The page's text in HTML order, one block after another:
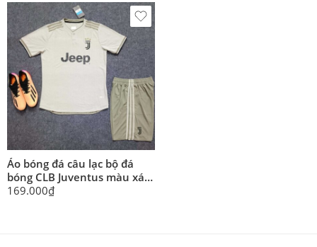
xám
Áo bóng đá câu lạc bộ đá
bóng CLB Juventus màu xám
mùa 2018-2019 logo thêu
169.000₫